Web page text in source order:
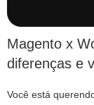
Magento x
diferenças e
Você está